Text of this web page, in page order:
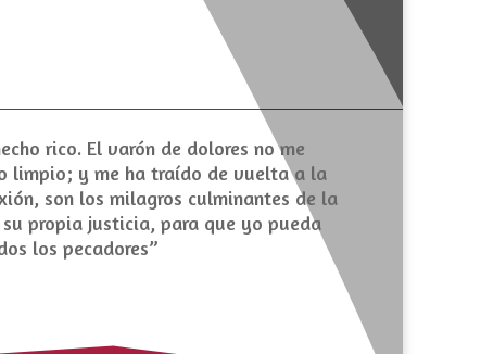
rico. El varón de dolores no me
limpio; y me ha traído de vuelta a la
son los milagros culminantes de la
propia justicia, para que yo pueda
los pecadores”